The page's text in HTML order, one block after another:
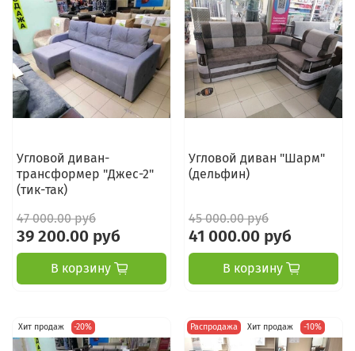
Угловой диван-
трансформер "Джес-2"
(тик-так)
47 000.00 руб
39 200.00 руб
В корзину
Угловой диван "Шарм"
(дельфин)
45 000.00 руб
41 000.00 руб
В корзину
Хит продаж -20% Распродажа Хит продаж -10%